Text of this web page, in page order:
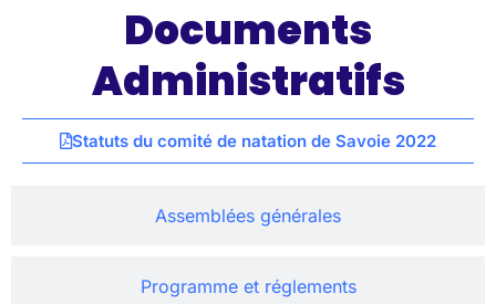
Assemblées générales
Programme et réglements
Documents
Administratifs
Statuts du comité de natation de Savoie 2022